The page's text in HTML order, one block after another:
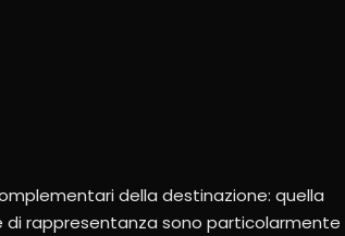
della destinazione: quella
di rappresentanza sono particolarmente